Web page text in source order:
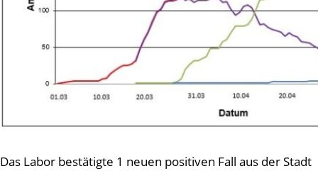
Das Labor bestätigte 1 neuen positiven Fall aus der Stadt